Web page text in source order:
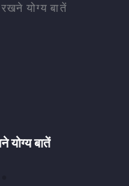
बातें